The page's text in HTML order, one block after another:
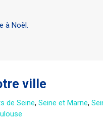
à Noël.
ville
de Seine, Seine et Marne,